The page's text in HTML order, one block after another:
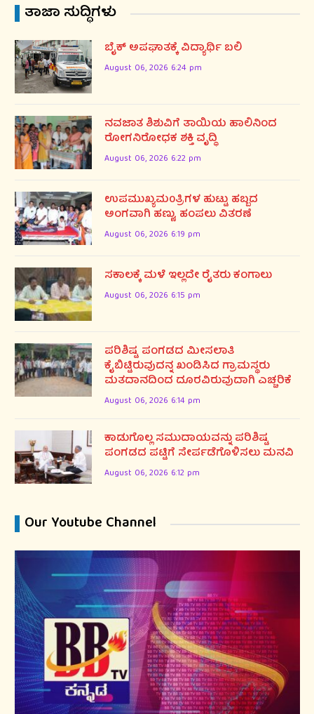
ತಾಜಾ ಸುದ್ಧಿಗಳು
ಬೈಕ್ ಅಪಘಾತಕ್ಕೆ ವಿದ್ಯಾರ್ಥಿ ಬಲಿ
August 06, 2026 6:24 pm
ನವಜಾತ ಶಿಶುವಿಗೆ ತಾಯಿಯ ಹಾಲಿನಿಂದ
ರೋಗನಿರೋಧಕ ಶಕ್ತಿ ವೃದ್ಧಿ
August 06, 2026 6:22 pm
ಉಪಮುಖ್ಯಮ0ತ್ರಿಗಳ ಹುಟ್ಟು ಹಬ್ಬದ
ಅಂಗವಾಗಿ ಹಣ್ಣು, ಹಂಪಲು ವಿತರಣೆ
August 06, 2026 6:19 pm
ಸಕಾಲಕ್ಕೆ ಮಳೆ ಇಲ್ಲದೇ ರೈತರು ಕಂಗಾಲು
August 06, 2026 6:15 pm
ಪರಿಶಿಷ್ಟ ಪಂಗಡದ ಮೀಸಲಾತಿ
ಕೈಬಿಟ್ಟಿರುವುದನ್ನ ಖಂಡಿಸಿದ ಗ್ರಾಮಸ್ಥರು
ಮತದಾನದಿಂದ ದೂರವಿರುವುದಾಗಿ ಎಚ್ಚರಿಕೆ
August 06, 2026 6:14 pm
ಕಾಡುಗೊಲ್ಲ ಸಮುದಾಯವನ್ನು ಪರಿಶಿಷ್ಟ
ಪಂಗಡದ ಪಟ್ಟಿಗೆ ಸೇರ್ಪಡೆಗೊಳಿಸಲು ಮನವಿ
August 06, 2026 6:12 pm
Our Youtube Channel